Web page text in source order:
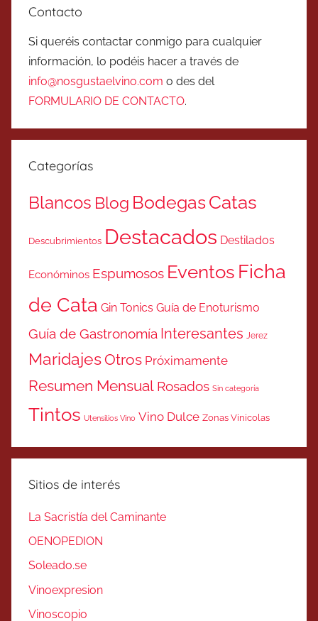
Contacto
Si queréis contactar conmigo para cualquier
información, lo podéis hacer a través de
info@nosgustaelvino.com o des del
FORMULARIO DE CONTACTO.
Categorías
Blancos Blog BodegasCatas
Descubrimientos Destacados Destilados
Económinos Espumosos Eventos Ficha
de Cata Gin Tonics Guía de Enoturismo
Guía de Gastronomía Interesantes Jerez
MaridajesOtros Próximamente
Resumen Mensual Rosados Sin categoría
Tintos Utensilios Vino Vino Dulce Zonas Vinicolas
Sitios de interés
La Sacristía del Caminante
OENOPEDION
Soleado.se
Vinoexpresion
Vinoscopio